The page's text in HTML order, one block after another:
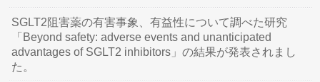
SGLT2阻害薬の有害事象、有益性について調べた研究
「Beyond safety: adverse events and unanticipated
advantages of SGLT2 inhibitors」の結果が発表されまし
た。